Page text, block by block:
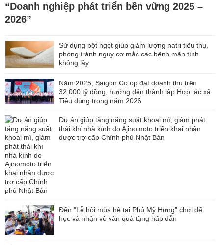
“Doanh nghiệp phát triển bền vững 2025 –
2026”
Sử dụng bột ngọt giúp giảm lượng natri tiêu thụ,
phòng tránh nguy cơ mắc các bệnh mãn tính
không lây
Năm 2025, Saigon Co.op đạt doanh thu trên
32.000 tỷ đồng, hướng đến thành lập Hợp tác xã
Tiêu dùng trong năm 2026
Dự án giúp tăng năng suất khoai mì, giảm phát
thải khí nhà kính do Ajinomoto triển khai nhận
được trợ cấp Chính phủ Nhật Bản
Đến "Lễ hội mùa hè tại Phú Mỹ Hưng" chơi để
học và nhận vô vàn quà tặng hấp dẫn